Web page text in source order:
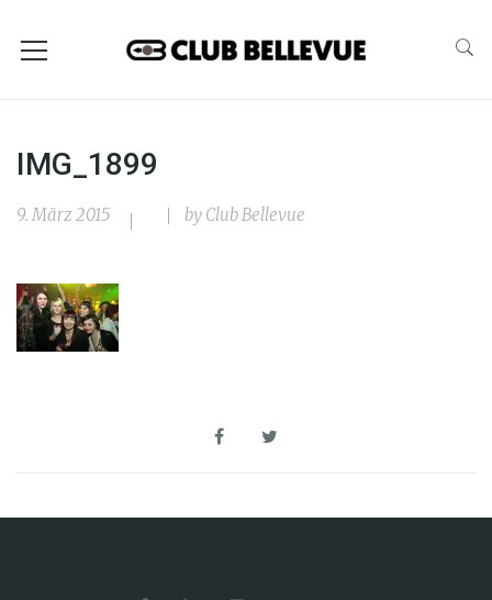
IMG_1899
9. März 2015 by Club Bellevue